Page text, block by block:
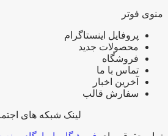
منوی فوتر
پروفایل اینستاگرام
محصولات جدید
فروشگاه
تماس با ما
آخرین اخبار
سفارش قالب
لینک شبکه های